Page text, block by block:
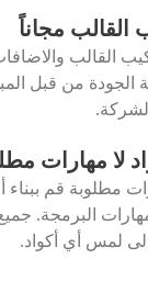
القالب مجاناً
القالب
الجودة من قبل
لا مهارات
مطلوبة قم
البرمجة.
لمس أي أكواد.